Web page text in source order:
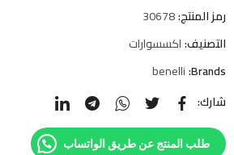
رمز المنتج:30678
التصنيف:اكسسوارات
Brands:
benelli
شارك:
طلب المنتج عن طريق الواتساب